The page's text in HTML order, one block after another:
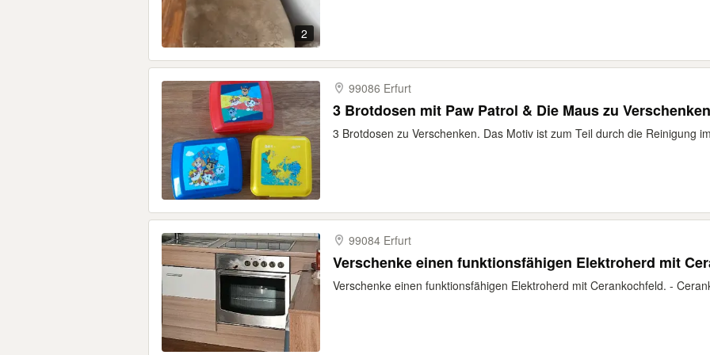
2
99086 Erfurt
3 Brotdosen mit Paw Patrol & Die Maus zu Verschenken
3 Brotdosen zu Verschenken. Das Motiv ist zum Teil durch die Reinigung
99084 Erfurt
Verschenke einen funktionsfähigen Elektroherd mit
Verschenke einen funktionsfähigen Elektroherd mit Cerankochfeld. -